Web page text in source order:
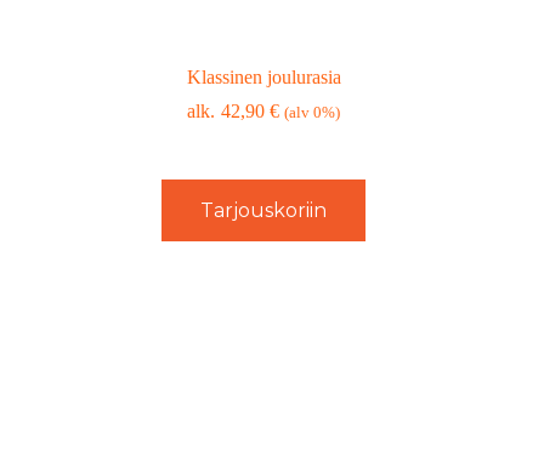
Klassinen joulurasia
42,90€ (alv 0%)
Tarjouskoriin